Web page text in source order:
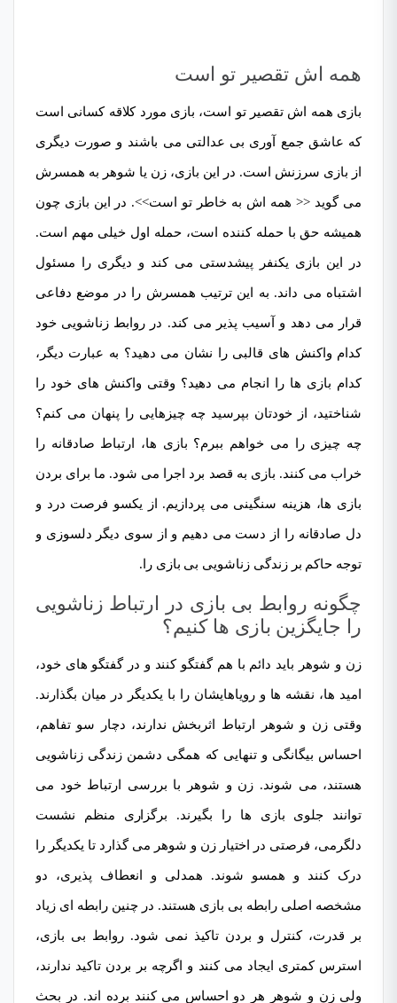
همه اش تقصیر تو است
بازی همه اش تقصیر تو است، بازی مورد کلاقه کسانی است
که عاشق جمع آوری بی عدالتی می باشند و صورت دیگری
از بازی سرزنش است. در این بازی، زن یا شوهر به همسرش
می گوید << همه اش به خاطر تو است>>. در این بازی چون
همیشه حق با حمله کننده است، حمله اول خیلی مهم است.
در این بازی یکنفر پیشدستی می کند و دیگری را مسئول
اشتباه می داند. به این ترتیب همسرش را در موضع دفاعی
قرار می دهد و آسیب پذیر می کند. در روابط زناشویی خود
کدام واکنش های قالبی را نشان می دهید؟ به عبارت دیگر،
کدام بازی ها را انجام می دهید؟ وقتی واکنش های خود را
شناختید، از خودتان بپرسید چه چیزهایی را پنهان می کنم؟
چه چیزی را می خواهم ببرم؟ بازی ها، ارتباط صادقانه را
خراب می کنند. بازی به قصد برد اجرا می شود. ما برای بردن
بازی ها، هزینه سنگینی می پردازیم. از یکسو فرصت درد و
دل صادقانه را از دست می دهیم و از سوی دیگر دلسوزی و
توجه حاکم بر زندگی زناشویی بی بازی را.
چگونه روابط بی بازی در ارتباط زناشویی
را جایگزین بازی ها کنیم؟
زن و شوهر باید دائم با هم گفتگو کنند و در گفتگو های خود،
امید ها، نقشه ها و رویاهایشان را با یکدیگر در میان بگذارند.
وقتی زن و شوهر ارتباط اثربخش ندارند، دچار سو تفاهم،
احساس بیگانگی و تنهایی که همگی دشمن زندگی زناشویی
هستند، می شوند. زن و شوهر با بررسی ارتباط خود می
توانند جلوی بازی ها را بگیرند. برگزاری منظم نشست
دلگرمی، فرصتی در اختیار زن و شوهر می گذارد تا یکدیگر را
درک کنند و همسو شوند. همدلی و انعطاف پذیری، دو
مشخصه اصلی رابطه بی بازی هستند. در چنین رابطه ای زیاد
بر قدرت، کنترل و بردن تاکیذ نمی شود. روابط بی بازی،
استرس کمتری ایجاد می کنند و اگرچه بر بردن تاکید ندارند،
ولی زن و شوهر هر دو احساس می کنند برده اند. در بحث